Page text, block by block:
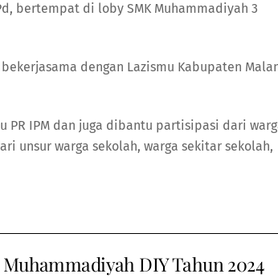
bertempat di loby SMK Muhammadiyah 3
dengan Lazismu Kabupaten
PR IPM dan juga dibantu partisipasi dari
unsur warga sekolah, warga sekitar sekolah,
DIY Tahun 2024